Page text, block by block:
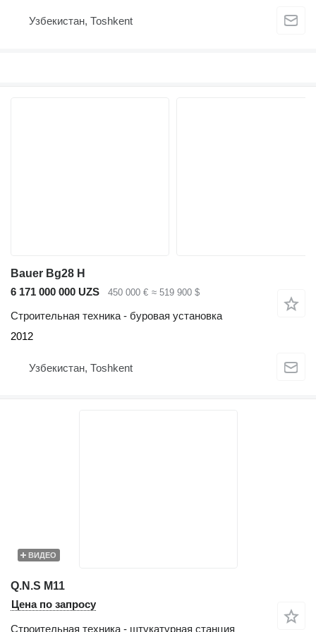
Узбекистан, Тоshkent
Bauer Bg28 H
6 171 000 000 UZS
450 000 € ≈ 519 900 $
Строительная техника - буровая установка
2012
Узбекистан, Тоshkent
ВИДЕО
Q.N.S М11
Цена по запросу
Строительная техника - штукатурная станция